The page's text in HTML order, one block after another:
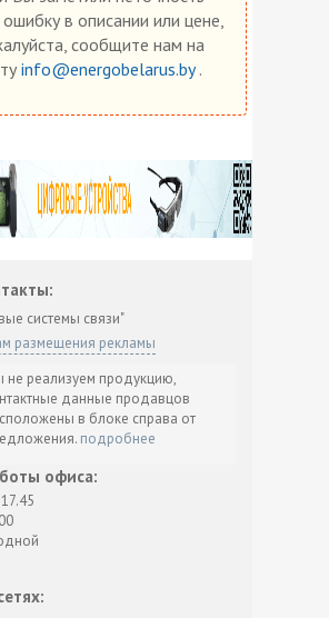
в описании или цене,
сообщите нам на
info@energobelarus.by.
системы связи"
размещения рекламы
не реализуем продукцию,
данные продавцов
в блоке справа от
подробнее
офиса: